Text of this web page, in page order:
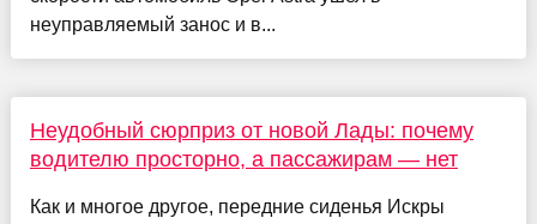
неуправляемый занос и в...
Неудобный сюрприз от новой Лады: почему
водителю просторно, а пассажирам — нет
Как и многое другое, передние сиденья Искры